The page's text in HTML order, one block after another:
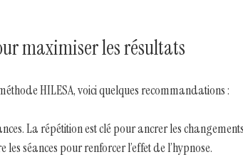
maximiser les résultats
HILESA, voici quelques recommandations :
La répétition est clé pour ancrer les
les séances pour renforcer l’effet de l’hypnose.